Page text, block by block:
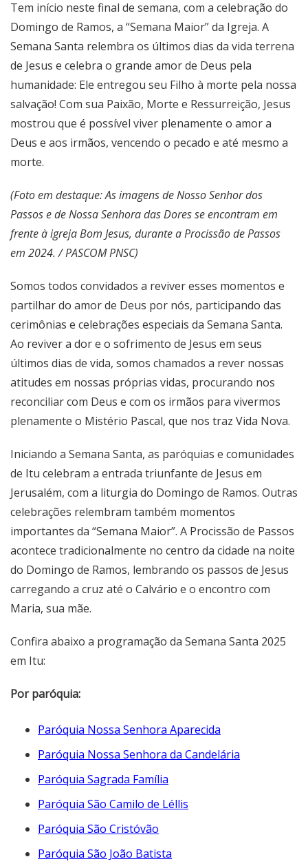
Tem início neste final de semana, com a celebração do
Domingo de Ramos, a “Semana Maior” da Igreja. A
Semana Santa relembra os últimos dias da vida terrena
de Jesus e celebra o grande amor de Deus pela
humanidade: Ele entregou seu Filho à morte pela nossa
salvação! Com sua Paixão, Morte e Ressurreição, Jesus
mostrou que é possível viver plenamente o amor a
Deus e aos irmãos, vencendo o pecado e até mesmo a
morte.
(Foto em destaque: As imagens de Nosso Senhor dos
Passos e de Nossa Senhora das Dores se encontram em
frente à igreja Bom Jesus, durante a Procissão de Passos
em 2024. / PASCOM PNSC)
Somos todos convidados a reviver esses momentos e
partilhar do amor de Deus por nós, participando das
cerimônias e celebrações especiais da Semana Santa.
Ao reviver a dor e o sofrimento de Jesus em seus
últimos dias de vida, somos chamados a rever nossas
atitudes em nossas próprias vidas, procurando nos
reconciliar com Deus e com os irmãos para vivermos
plenamente o Mistério Pascal, que nos traz Vida Nova.
Iniciando a Semana Santa, as paróquias e comunidades
de Itu celebram a entrada triunfante de Jesus em
Jerusalém, com a liturgia do Domingo de Ramos. Outras
celebrações relembram também momentos
importantes da “Semana Maior”. A Procissão de Passos
acontece tradicionalmente no centro da cidade na noite
do Domingo de Ramos, lembrando os passos de Jesus
carregando a cruz até o Calvário e o encontro com
Maria, sua mãe.
Confira abaixo a programação da Semana Santa 2025
em Itu:
Por paróquia:
Paróquia Nossa Senhora Aparecida
Paróquia Nossa Senhora da Candelária
Paróquia Sagrada Família
Paróquia São Camilo de Léllis
Paróquia São Cristóvão
Paróquia São João Batista